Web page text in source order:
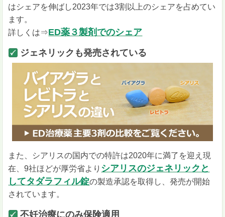
はシェアを伸ばし2023年では3割以上のシェアを占めてい
ます。
詳しくは⇒ED薬３製剤でのシェア
ジェネリックも発売されている
また、シアリスの国内での特許は2020年に満了を迎え現
在、9社ほどが厚労省より シアリスのジェネリックと
してタダラフィル錠の製造承認を取得し、発売が開始
されています。
不妊治療にのみ保険適用